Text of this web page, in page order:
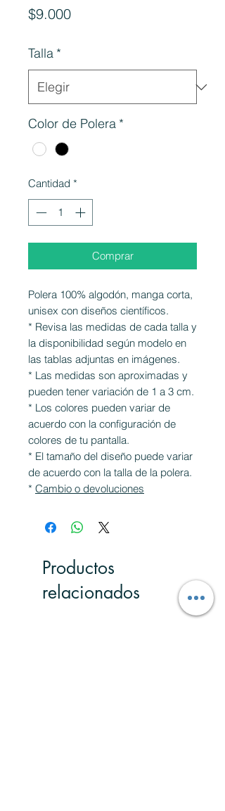
$9.000Precio
Talla *
Color de Polera *
Cantidad *
Comprar
Polera 100% algodón, manga corta,
unisex con diseños científicos.
* Revisa las medidas de cada talla y
la disponibilidad según modelo en
las tablas adjuntas en imágenes.
* Las medidas son aproximadas y
pueden tener variación de 1 a 3 cm.
* Los colores pueden variar de
acuerdo con la configuración de
colores de tu pantalla.
* El tamaño del diseño puede variar
de acuerdo con la talla de la polera.
* Cambio o devoluciones
Productos
relacionados